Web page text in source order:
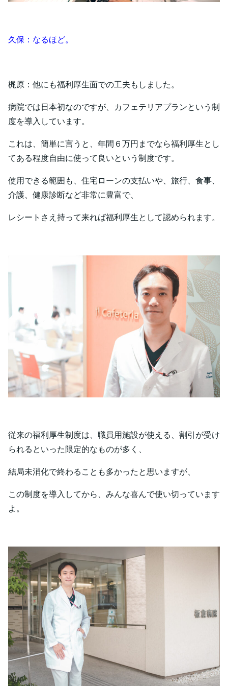
久保：なるほど。
梶原：他にも福利厚生面での工夫もしました。
病院では日本初なのですが、カフェテリアプランという制
度を導入しています。
これは、簡単に言うと、年間６万円までなら福利厚生とし
てある程度自由に使って良いという制度です。
使用できる範囲も、住宅ローンの支払いや、旅行、食事、
介護、健康診断など非常に豊富で、
レシートさえ持って来れば福利厚生として認められます。
従来の福利厚生制度は、職員用施設が使える、割引が受け
られるといった限定的なものが多く、
結局未消化で終わることも多かったと思いますが、
この制度を導入してから、みんな喜んで使い切っています
よ。